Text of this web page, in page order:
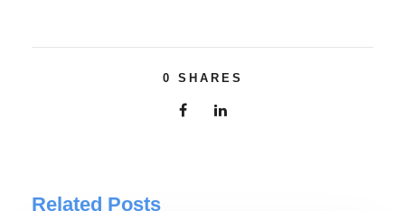
0 SHARES
Related Posts